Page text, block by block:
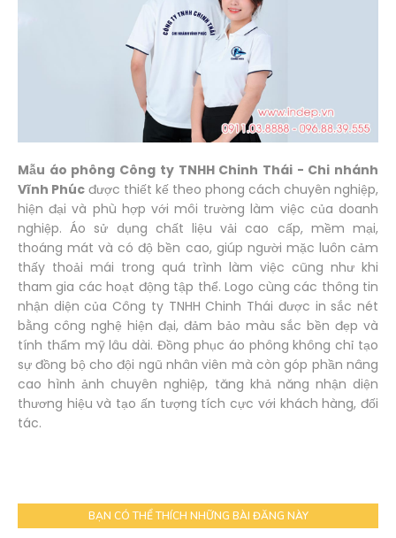
Mẫu áo phông Công ty TNHH Chinh Thái - Chi nhánh
Vĩnh Phúc được thiết kế theo phong cách chuyên nghiệp,
hiện đại và phù hợp với môi trường làm việc của doanh
nghiệp. Áo sử dụng chất liệu vải cao cấp, mềm mại,
thoáng mát và có độ bền cao, giúp người mặc luôn cảm
thấy thoải mái trong quá trình làm việc cũng như khi
tham gia các hoạt động tập thể. Logo cùng các thông tin
nhận diện của Công ty TNHH Chinh Thái được in sắc nét
bằng công nghệ hiện đại, đảm bảo màu sắc bền đẹp và
tính thẩm mỹ lâu dài. Đồng phục áo phông không chỉ tạo
sự đồng bộ cho đội ngũ nhân viên mà còn góp phần nâng
cao hình ảnh chuyên nghiệp, tăng khả năng nhận diện
thương hiệu và tạo ấn tượng tích cực với khách hàng, đối
tác.
BẠN CÓ THỂ THÍCH NHỮNG BÀI ĐĂNG NÀY